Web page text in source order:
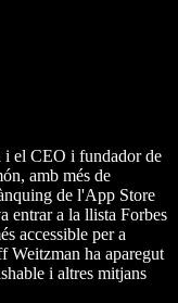
i el CEO i fundador de
amb més de
de l'App Store
entrar a la llista Forbes
accessible per a
Weitzman ha aparegut
i altres mitjans